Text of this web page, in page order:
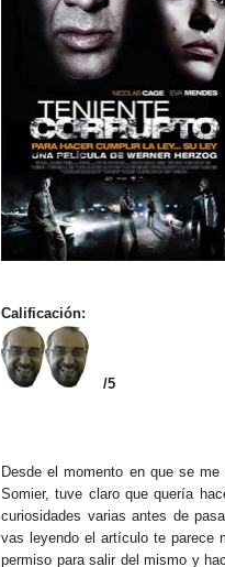
Calificación:
/5
Desde el momento en que se
Somier, tuve claro que quería
curiosidades varias antes de
vas leyendo el artículo te parece
permiso para salir del mismo y